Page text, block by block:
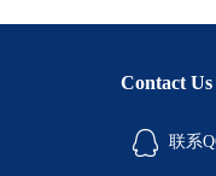
Contact Us
联系